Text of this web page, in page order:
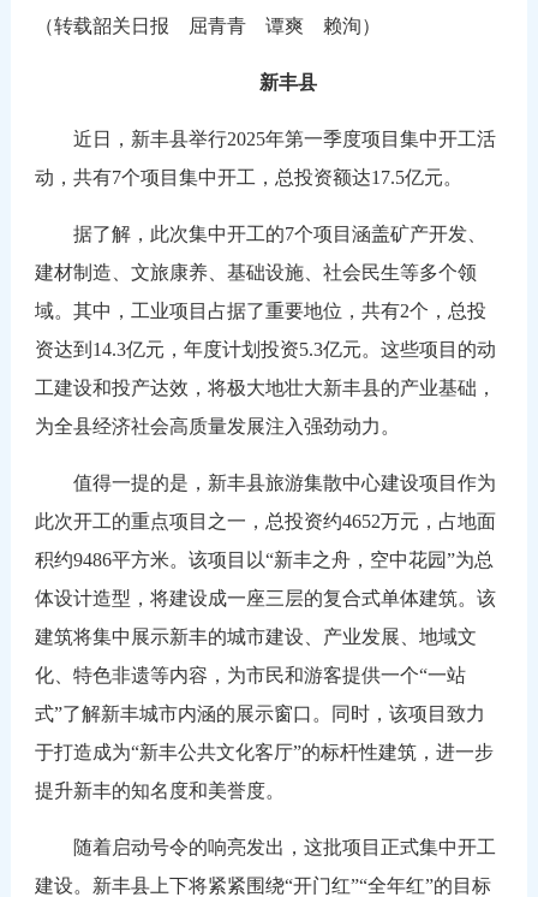
（转载韶关日报 屈青青 谭爽 赖洵）
新丰县
近日，新丰县举行2025年第一季度项目集中开工活
动，共有7个项目集中开工，总投资额达17.5亿元。
据了解，此次集中开工的7个项目涵盖矿产开发、
建材制造、文旅康养、基础设施、社会民生等多个领
域。其中，工业项目占据了重要地位，共有2个，总投
资达到14.3亿元，年度计划投资5.3亿元。这些项目的动
工建设和投产达效，将极大地壮大新丰县的产业基础，
为全县经济社会高质量发展注入强劲动力。
值得一提的是，新丰县旅游集散中心建设项目作为
此次开工的重点项目之一，总投资约4652万元，占地面
积约9486平方米。该项目以“新丰之舟，空中花园”为总
体设计造型，将建设成一座三层的复合式单体建筑。该
建筑将集中展示新丰的城市建设、产业发展、地域文
化、特色非遗等内容，为市民和游客提供一个“一站
式”了解新丰城市内涵的展示窗口。同时，该项目致力
于打造成为“新丰公共文化客厅”的标杆性建筑，进一步
提升新丰的知名度和美誉度。
随着启动号令的响亮发出，这批项目正式集中开工
建设。新丰县上下将紧紧围绕“开门红”“全年红”的目标